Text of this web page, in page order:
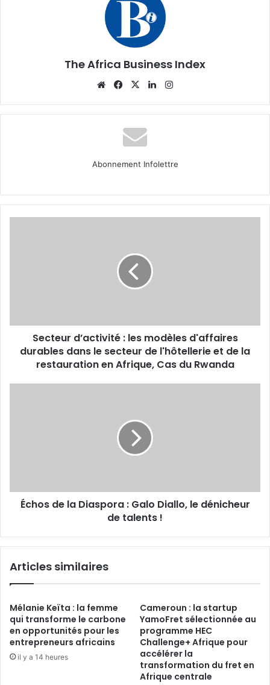
The Africa Business Index
WebsiteFacebook
X Linkedin
Abonnement Infolettre
le
secteur
l'hôtellerie
Secteur d’activité : les modèles d'affaires
durables dans le secteur de l'hôtellerie et de la
restauration en Afrique, Cas du Rwanda
dénicheur
Échos de la Diaspora : Galo Diallo, le dénicheur
de talents !
Articles similaires
Mélanie Keïta : la femme
qui transforme le carbone
en opportunités pour les
entrepreneurs africains
il y a 14 heures
Cameroun : la startup
YamoFret sélectionnée au
programme HEC
Challenge+ Afrique pour
accélérer la
transformation du fret en
Afrique centrale